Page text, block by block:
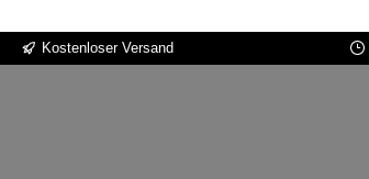
Kostenloser Versand